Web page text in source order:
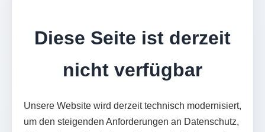
Diese Seite ist derzeit
nicht verfügbar
Unsere Website wird derzeit technisch modernisiert,
um den steigenden Anforderungen an Datenschutz,